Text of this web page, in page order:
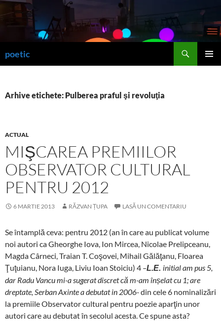
la
poetic
Arhive etichete: Pulberea praful şi revoluţia
ACTUAL
MIŞCAREA PREMIILOR
OBSERVATOR CULTURAL
PENTRU 2012
6 MARTIE 2013 RĂZVAN ȚUPA LASĂ UN COMENTARIU
Se întamplă ceva: pentru 2012 (an în care au publicat volume
noi autori ca Gheorghe Iova, Ion Mircea, Nicolae Prelipceanu,
Magda Cârneci, Traian T. Coşovei, Mihail Gălăţanu, Floarea
Ţuţuianu, Nora Iuga, Liviu Ioan Stoiciu) 4 –L.E. initial am pus 5,
dar Radu Vancu mi-a sugerat discret că m-am înșelat cu 1; are
dreptate, Serban Axinte a debutat in 2006-din cele 6 nominalizări
la premiile Observator cultural pentru poezie aparţin unor
autori care au debutat în secolul acesta. Ce spune asta?